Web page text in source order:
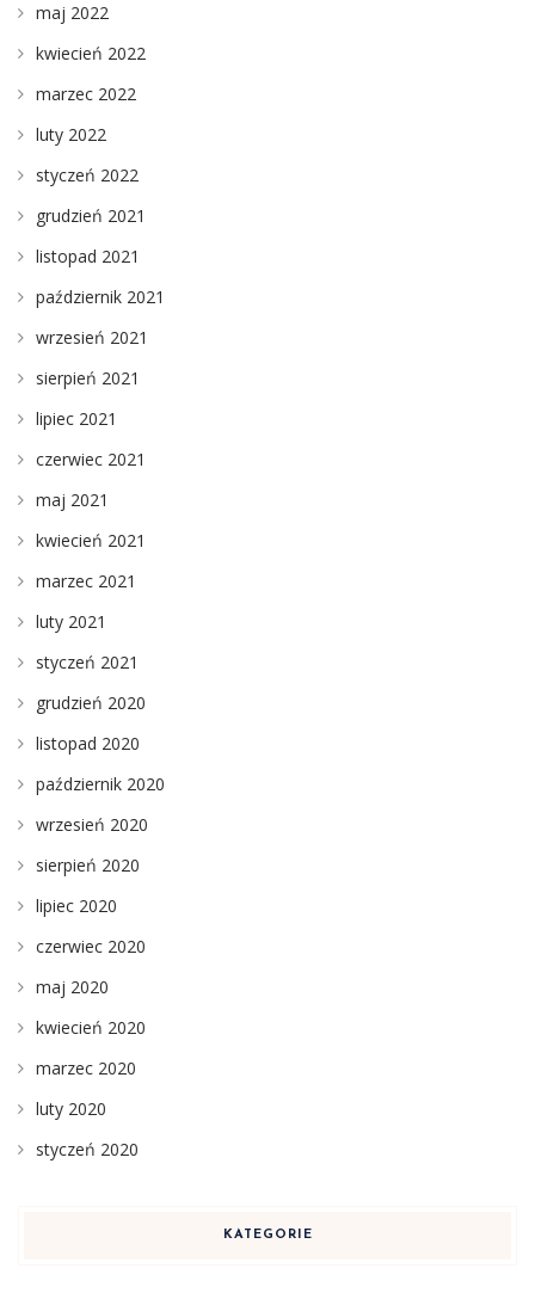
maj 2022
kwiecień 2022
marzec 2022
luty 2022
styczeń 2022
grudzień 2021
listopad 2021
październik 2021
wrzesień 2021
sierpień 2021
lipiec 2021
czerwiec 2021
maj 2021
kwiecień 2021
marzec 2021
luty 2021
styczeń 2021
grudzień 2020
listopad 2020
październik 2020
wrzesień 2020
sierpień 2020
lipiec 2020
czerwiec 2020
maj 2020
kwiecień 2020
marzec 2020
luty 2020
styczeń 2020
KATEGORIE